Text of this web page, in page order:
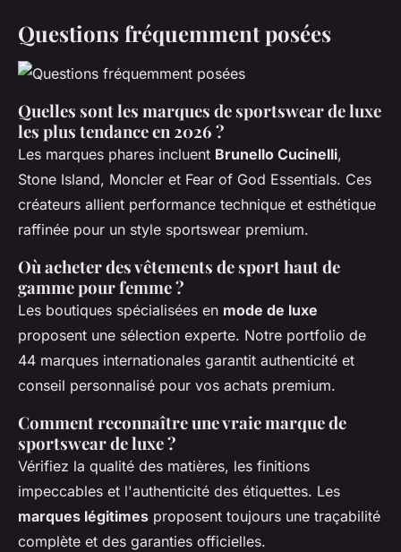
Questions fréquemment posées
Quelles sont les marques de sportswear de luxe
les plus tendance en 2026 ?
Les marques phares incluent Brunello Cucinelli,
Stone Island, Moncler et Fear of God Essentials. Ces
créateurs allient performance technique et esthétique
raffinée pour un style sportswear premium.
Où acheter des vêtements de sport haut de
gamme pour femme ?
Les boutiques spécialisées en mode de luxe
proposent une sélection experte. Notre portfolio de
44 marques internationales garantit authenticité et
conseil personnalisé pour vos achats premium.
Comment reconnaître une vraie marque de
sportswear de luxe ?
Vérifiez la qualité des matières, les finitions
impeccables et l'authenticité des étiquettes. Les
marques légitimes proposent toujours une traçabilité
complète et des garanties officielles.